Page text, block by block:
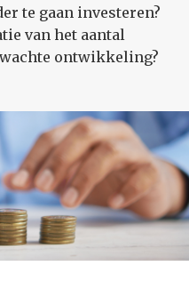
te gaan investeren?
van het aantal
ontwikkeling?